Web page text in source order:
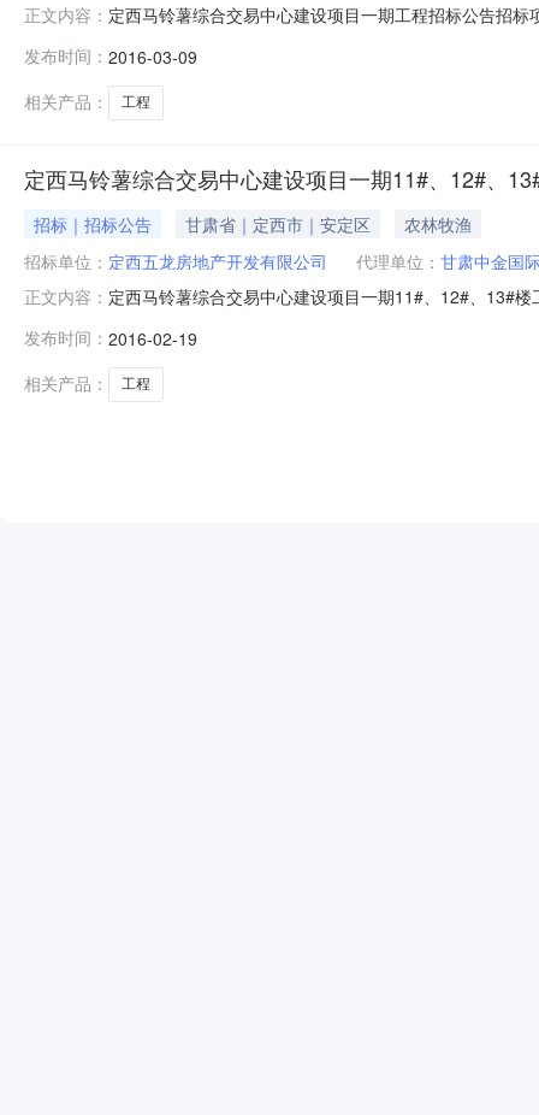
正文内容： 定西马铃薯综合交易中心建设项目一期工程招标公告招
代理机构：甘肃中金国际招标有限公司2.3项目名称：定
标段3.资金
发布时间： 2016-03-09
相关产品：
工程
定西马铃薯综合交易中心建设项目一期11#、12#、
招标｜招标公告 甘肃省｜定西市｜安定区
农林牧渔
招标单位： 定西五龙房地产开发有限公司 代理单位： 甘肃中金国
正文内容： 定西马铃薯综合交易中心建设项目一期11#、12#、13#
范围2.1招标单位：定西五龙房地产开发有限公司2.2招
发布时间： 2016-02-19
相关产品：
工程